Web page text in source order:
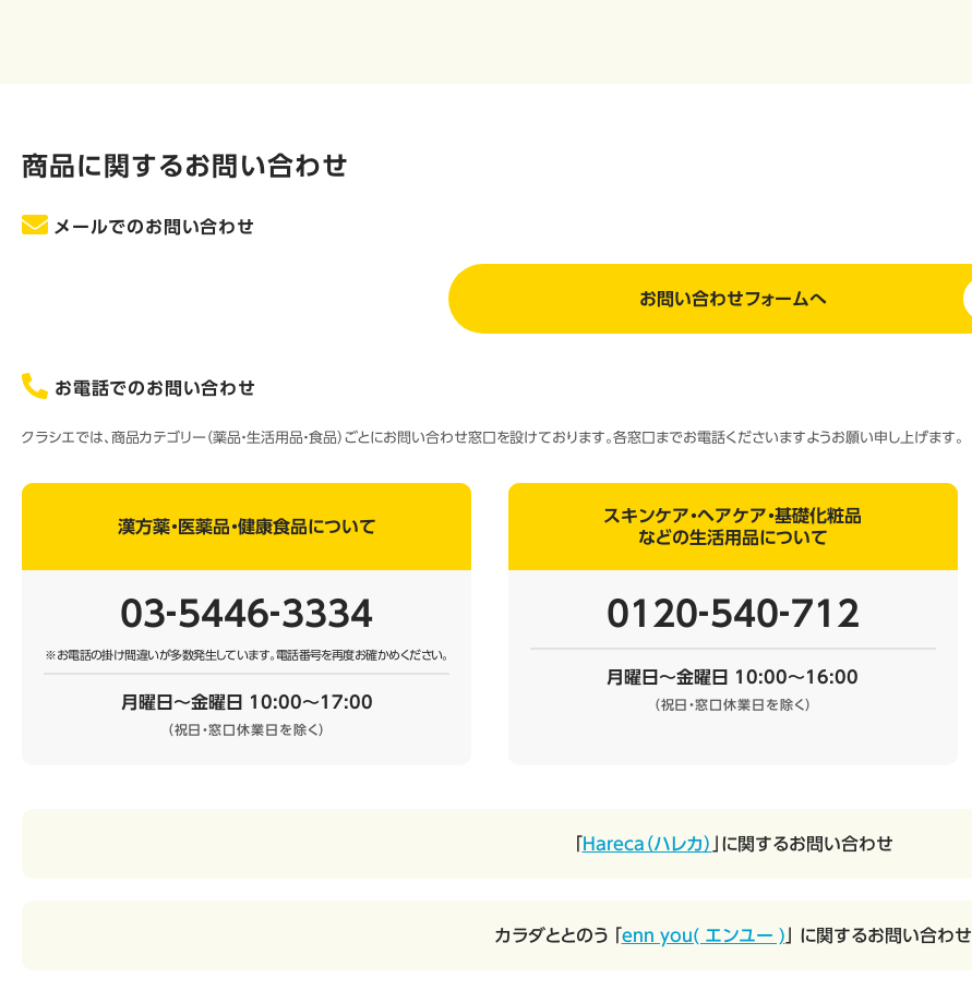
商品に関するお問い合わせ
メールでのお問い合わせ
お問い合わせフォームへ
お電話でのお問い合わせ
クラシエでは、商品カテゴリー（薬品・生活用品・食品）ごとにお問い合わせ窓口を設けております。各窓口までお電話くださいますようお願い申し上げます。
漢方薬・医薬品・健康食品について
03‐5446‐3334
※お電話の掛け間違いが多数発生しています。電話番号を再度お確かめください。
月曜日～金曜日 10:00～17:00
（祝日・窓口休業日を除く）
スキンケア・ヘアケア・基礎化粧品
などの生活用品について
0120‐540‐712
月曜日～金曜日 10:00～16:00
（祝日・窓口休業日を除く）
Hareca（ハレカ） 」に関するお問い合わせ
カラダととのう 「 enn you( エンユー ) 」 に関するお問い合わせ